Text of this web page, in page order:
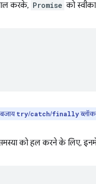
करके, Promise को
try/catch/finallyब्लॉक
को हल करने के लिए,